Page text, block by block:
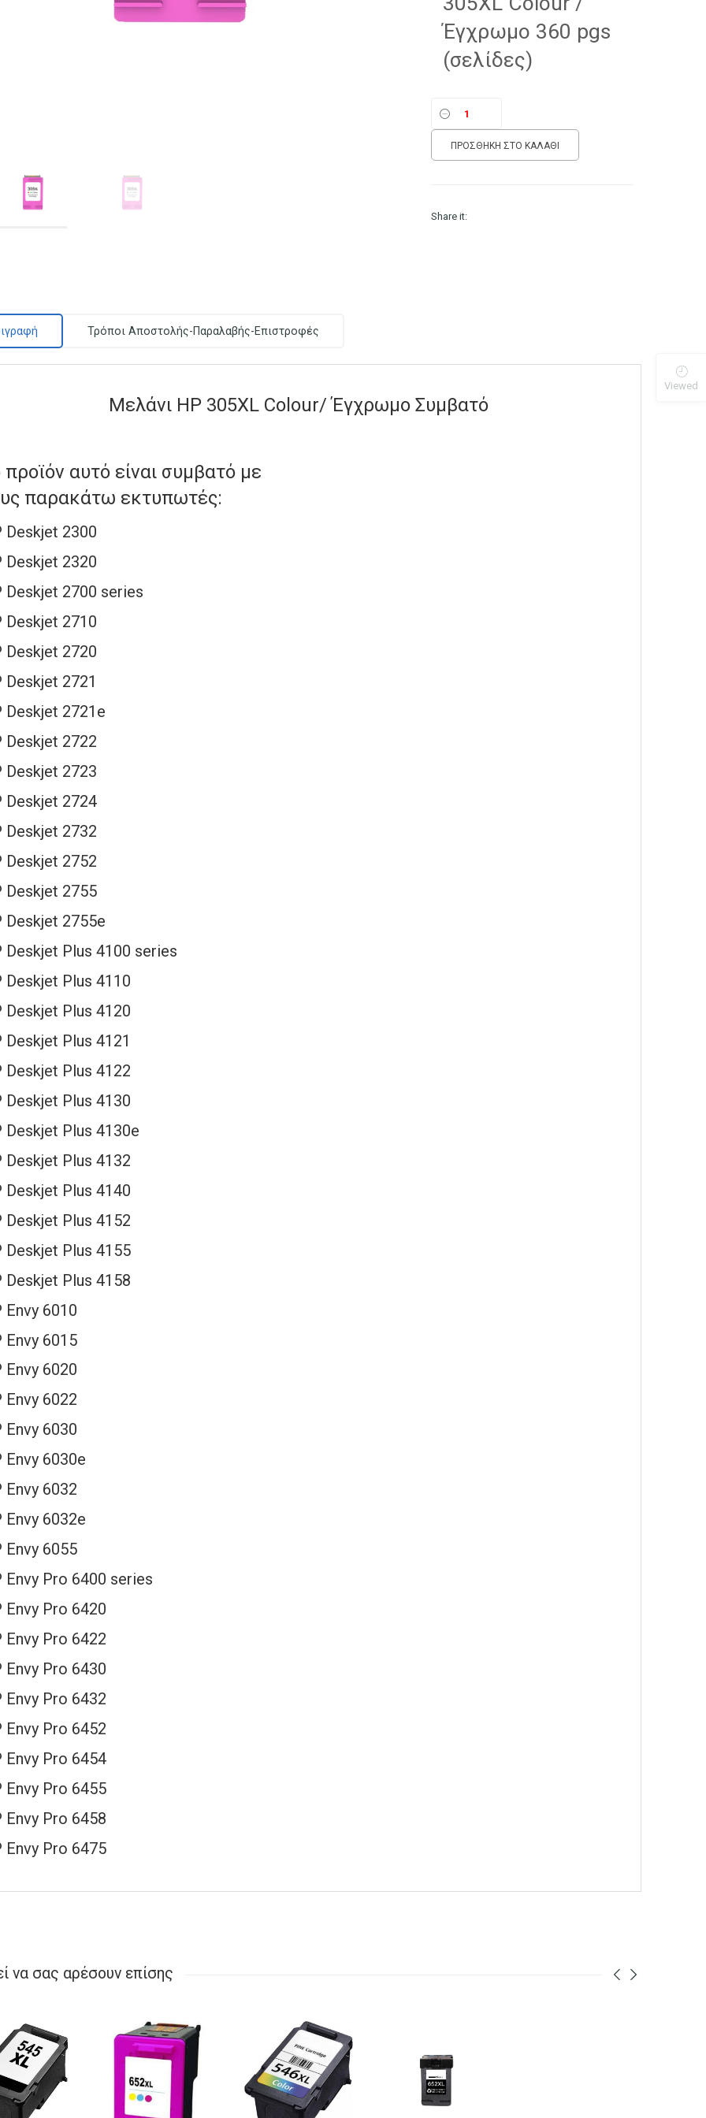
Έγχρωμο 360 pgs
(σελίδες)
ΠΡΟΣΘΉΚΗ ΣΤΟ ΚΑΛΆΘΙ
Share it:
Τρόποι Αποστολής-Παραλαβής-Επιστροφές
Μελάνι HP 305XL Colour/ Έγχρωμο Συμβατό
προϊόν αυτό είναι συμβατό με
παρακάτω εκτυπωτές:
Deskjet 2300
Deskjet 2320
Deskjet 2700 series
Deskjet 2710
Deskjet 2720
Deskjet 2721
Deskjet 2721e
Deskjet 2722
Deskjet 2723
Deskjet 2724
Deskjet 2732
Deskjet 2752
Deskjet 2755
Deskjet 2755e
Deskjet Plus 4100 series
Deskjet Plus 4110
Deskjet Plus 4120
Deskjet Plus 4121
Deskjet Plus 4122
Deskjet Plus 4130
Deskjet Plus 4130e
Deskjet Plus 4132
Deskjet Plus 4140
Deskjet Plus 4152
Deskjet Plus 4155
Deskjet Plus 4158
Envy 6010
Envy 6015
Envy 6020
Envy 6022
Envy 6030
Envy 6030e
Envy 6032
Envy 6032e
Envy 6055
Envy Pro 6400 series
Envy Pro 6420
Envy Pro 6422
Envy Pro 6430
Envy Pro 6432
Envy Pro 6452
Envy Pro 6454
Envy Pro 6455
Envy Pro 6458
Envy Pro 6475
να σας αρέσουν επίσης
Viewed